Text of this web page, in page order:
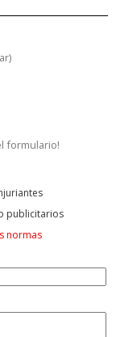
)
formulario!
publicitarios
normas